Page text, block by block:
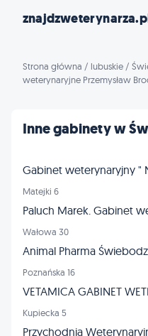
Strona główna / lubuskie /
weterynaryjne Przemysław
Inne gabinety w
Matejki 6
Wałowa 30
Poznańska 16
Kupiecka 5